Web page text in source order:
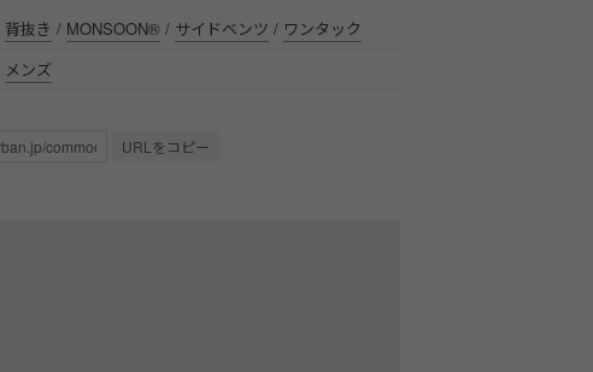
背抜き / MONSOON® / サイドベンツ / ワンタック
メンズ
URLをコピー